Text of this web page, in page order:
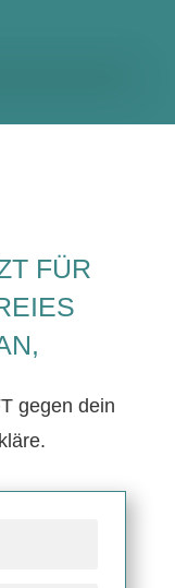
FÜR
gegen dein